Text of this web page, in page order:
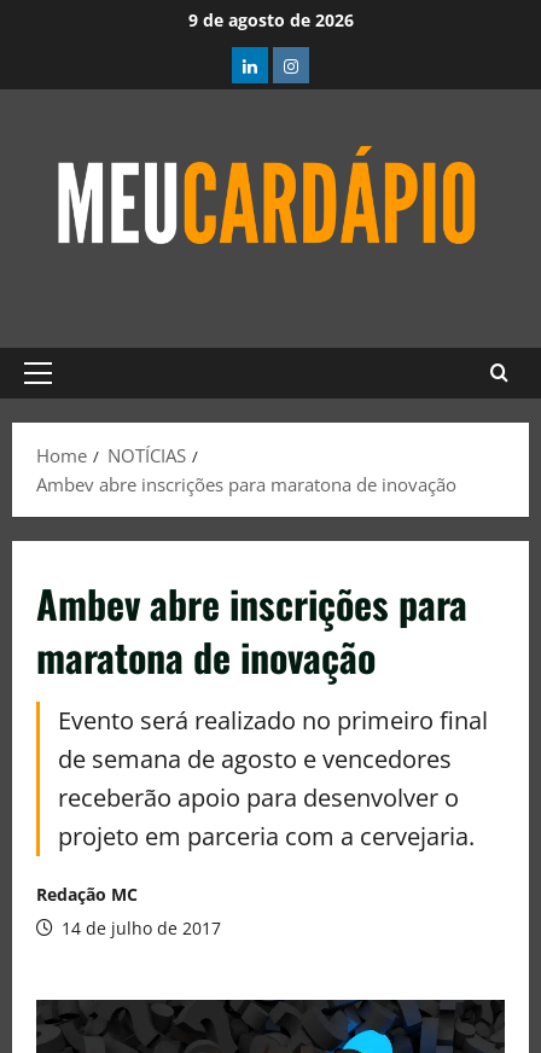
9 de agosto de 2026
Home
NOTÍCIAS
Ambev abre inscrições para maratona de inovação
Ambev abre inscrições para
maratona de inovação
Evento será realizado no primeiro final
de semana de agosto e vencedores
receberão apoio para desenvolver o
projeto em parceria com a cervejaria.
Redação MC
14 de julho de 2017